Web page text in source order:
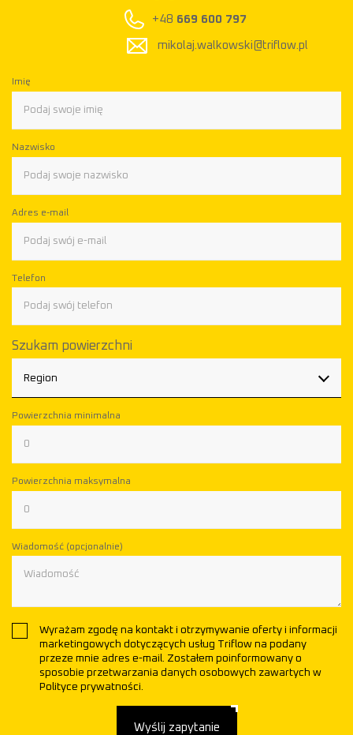
669 600 797
mikolaj.walkowski@triflow.pl
Imię
Nazwisko
Adres e-mail
Telefon
Szukam powierzchni
Region
Powierzchnia minimalna
Powierzchnia maksymalna
Wiadomość (opcjonalnie)
Wyrażam zgodę na kontakt i otrzymywanie oferty i informacji
marketingowych dotyczących usług Triflow na podany
przeze mnie adres e-mail. Zostałem poinformowany o
sposobie przetwarzania danych osobowych zawartych w
Polityce prywatności.
Wyślij zapytanie